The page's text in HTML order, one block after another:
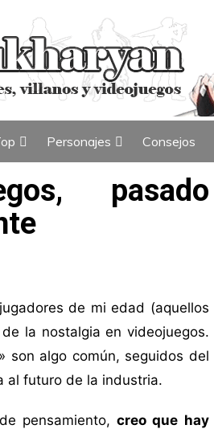
Personajes Consejos
pasado
de mi edad (aquellos
la nostalgia en videojuegos.
son algo común, seguidos del
al futuro de la industria.
pensamiento,creo que hay